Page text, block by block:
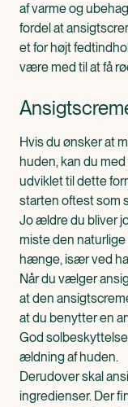
af varme og
fordel at
et for højt
være med til at få
Hvis du ønsker at
huden, kan du
udviklet til dette
starten oftest som
Jo ældre du bliver
miste den
hænge, især ved
Når du vælger
at den
at du benytter en
God
ældning af huden.
Derudover skal
ingredienser. Der